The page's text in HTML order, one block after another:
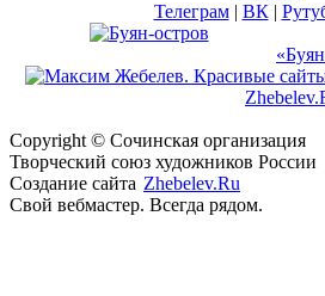
Телеграм| ВК|
Copyright © Сочинская организация
Творческий союз художников России
Создание сайта Zhebelev.Ru
Свой вебмастер. Всегда рядом.